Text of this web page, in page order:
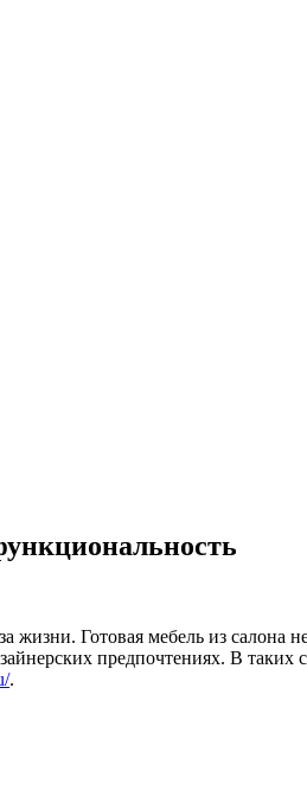
Готовая мебель из салона не
предпочтениях. В таких
.